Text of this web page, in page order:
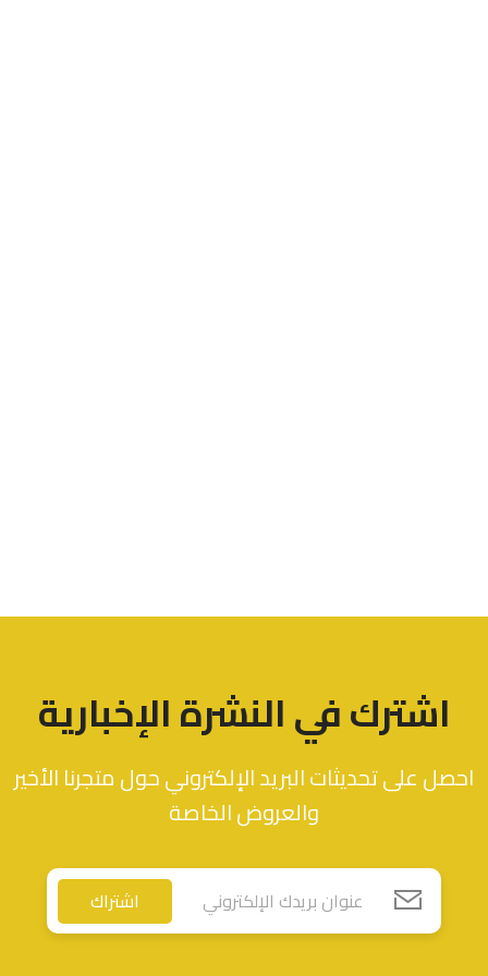
اشترك في النشرة الإخبارية
احصل على تحديثات البريد الإلكتروني حول متجرنا الأخير
والعروض الخاصة
اشتراك